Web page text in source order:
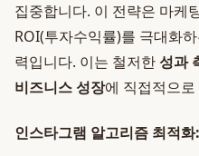
집중합니다. 이 전략은 마케
ROI(투자수익률)를 극대화
력입니다. 이는 철저한 성과
비즈니스 성장에 직접적으
인스타그램 알고리즘 최적